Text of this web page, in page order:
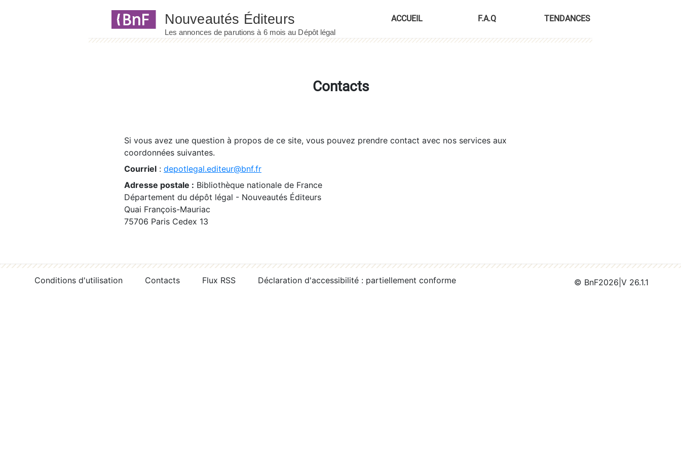
ACCUEIL F.A.Q TENDANCES
Contacts
Si vous avez une question à propos de ce site, vous pouvez prendre contact avec nos services aux
coordonnées suivantes.
Courriel : depotlegal.editeur@bnf.fr
Adresse postale : Bibliothèque nationale de France
Département du dépôt légal - Nouveautés Éditeurs
Quai François-Mauriac
75706 Paris Cedex 13
Conditions d'utilisation Contacts Flux RSS Déclaration d'accessibilité : partiellement conforme © BnF2026 V 26.1.1